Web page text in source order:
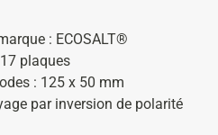
: ECOSALT®
plaques
: 125 x 50 mm
par inversion de polarité